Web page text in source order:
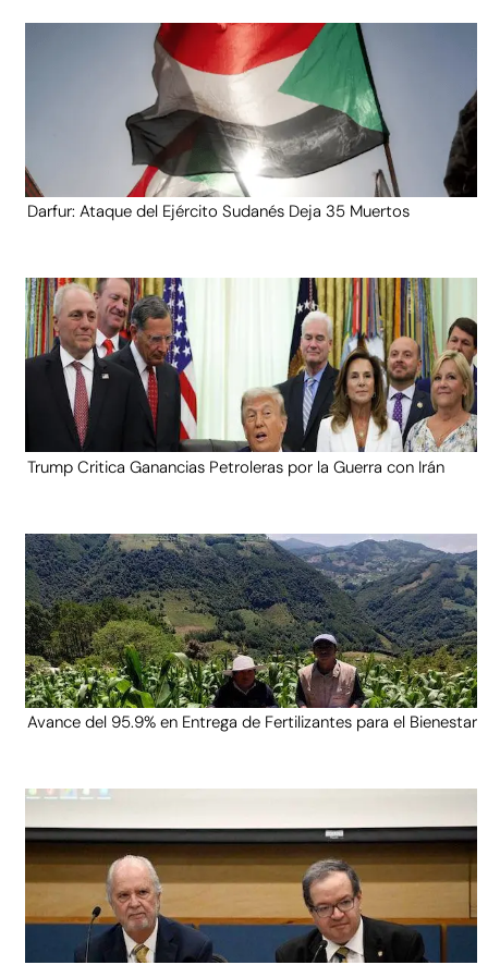
Darfur: Ataque del Ejército Sudanés Deja 35 Muertos
Trump Critica Ganancias Petroleras por la Guerra con Irán
Avance del 95.9% en Entrega de Fertilizantes para el Bienestar